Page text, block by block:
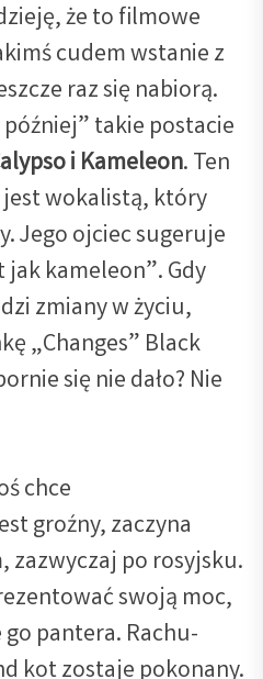
że to filmowe
cudem wstanie z
raz się nabiorą.
takie postacie
i Kameleon. Ten
wokalistą, który
Jego ojciec sugeruje
jak kameleon”. Gdy
zmiany w życiu,
„Changes” Black
się nie dało? Nie
chce
groźny, zaczyna
zazwyczaj po rosyjsku.
swoją moc,
pantera. Rachu-
kot zostaje pokonany.